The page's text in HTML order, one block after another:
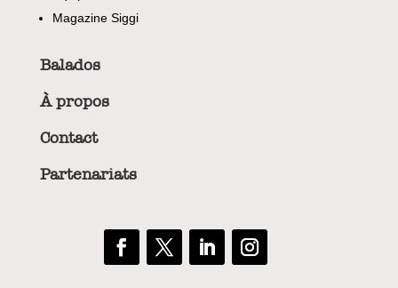
Magazine Siggi
Balados
À propos
Contact
Partenariats